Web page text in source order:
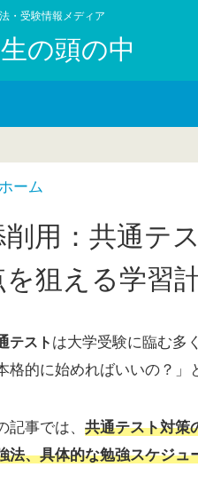
・受験情報メディア
の頭の中
ーム
削用：共通テ
を狙える学習
テスト は大学受験に臨む多
格的に始めればいいの？」
記事では、 共通テスト対策
法、具体的な勉強スケジュ